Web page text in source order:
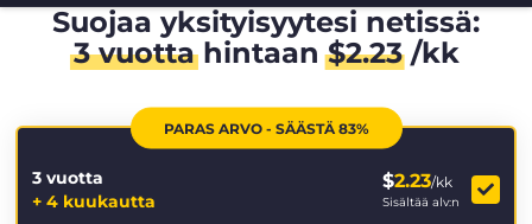
Suojaa yksityisyytesi netissä:
3 vuottahintaan$2.23/kk
PARAS ARVO - SÄÄSTÄ 83%
3 vuotta
+ 4 kuukautta
$2.23/kk
Sisältää alv:n